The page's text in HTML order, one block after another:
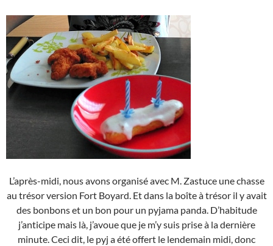
L’après-midi, nous avons organisé avec M. Zastuce une chasse
au trésor version Fort Boyard. Et dans la boîte à trésor il y avait
des bonbons et un bon pour un pyjama panda. D’habitude
j’anticipe mais là, j’avoue que je m’y suis prise à la dernière
minute. Ceci dit, le pyj a été offert le lendemain midi, donc